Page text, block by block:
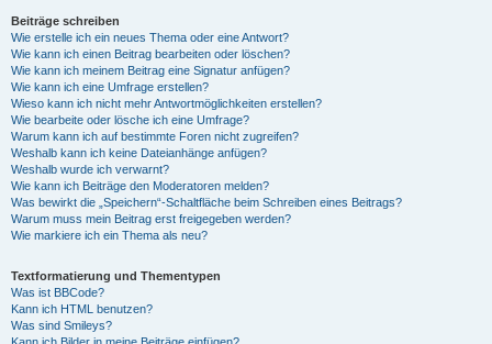
Beiträge schreiben
Wie erstelle ich ein neues Thema oder eine Antwort?
Wie kann ich einen Beitrag bearbeiten oder löschen?
Wie kann ich meinem Beitrag eine Signatur anfügen?
Wie kann ich eine Umfrage erstellen?
Wieso kann ich nicht mehr Antwortmöglichkeiten erstellen?
Wie bearbeite oder lösche ich eine Umfrage?
Warum kann ich auf bestimmte Foren nicht zugreifen?
Weshalb kann ich keine Dateianhänge anfügen?
Weshalb wurde ich verwarnt?
Wie kann ich Beiträge den Moderatoren melden?
Was bewirkt die „Speichern“-Schaltfläche beim Schreiben eines Beitrags?
Warum muss mein Beitrag erst freigegeben werden?
Wie markiere ich ein Thema als neu?
Textformatierung und Thementypen
Was ist BBCode?
Kann ich HTML benutzen?
Was sind Smileys?